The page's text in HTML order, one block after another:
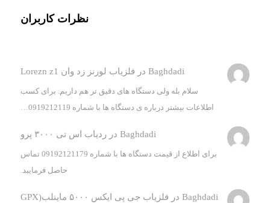
نظرات کاربران
Baghdadi در فلزیاب لورنز زد وان Lorezn z1
سلام بله ولی دستگاه های دقیق تر هم داریم. برای کسب
اطلاعات بیشتر درباره ی دستگاه ها با شماره 0919212119…
Baghdadi درردیاب اس تی ۳۰۰۰ پرو
برای اطلاع از قیمت دستگاه ها با شماره 09192121179 تماس
حاصل فرمایید.
Baghdadi در
فلزیاب جی پی ایکس ۵۰۰۰ ماینلب(GPX